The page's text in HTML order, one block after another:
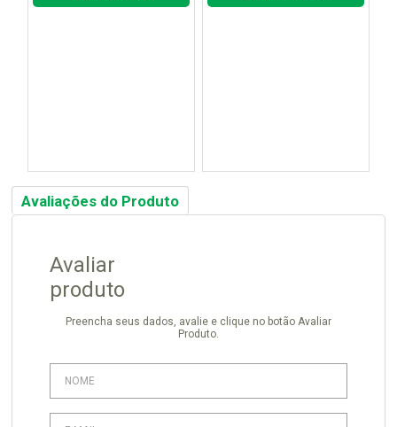
Avaliações do Produto
Avaliar
produto
Preencha seus dados, avalie e clique no botão Avaliar
Produto.